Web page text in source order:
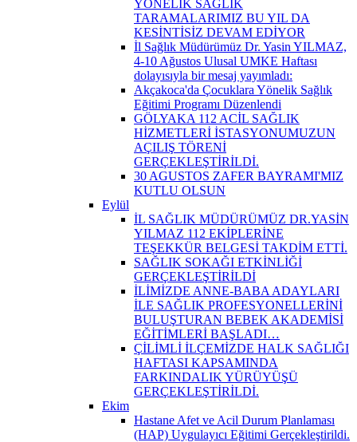
YÖNELİK SAĞLIK
TARAMALARIMIZ BU YIL DA
KESİNTİSİZ DEVAM EDİYOR
İl Sağlık Müdürümüz Dr. Yasin YILMAZ,
4-10 Ağustos Ulusal UMKE Haftası
dolayısıyla bir mesaj yayımladı:
Akçakoca'da Çocuklara Yönelik Sağlık
Eğitimi Programı Düzenlendi
GÖLYAKA 112 ACİL SAĞLIK
HİZMETLERİ İSTASYONUMUZUN
AÇILIŞ TÖRENİ
GERÇEKLEŞTİRİLDİ.
30 AGUSTOS ZAFER BAYRAMI'MIZ
KUTLU OLSUN
Eylül
İL SAĞLIK MÜDÜRÜMÜZ DR.YASİN
YILMAZ 112 EKİPLERİNE
TEŞEKKÜR BELGESİ TAKDİM ETTİ.
SAĞLIK SOKAĞI ETKİNLİĞİ
GERÇEKLEŞTİRİLDİ
İLİMİZDE ANNE-BABA ADAYLARI
İLE SAĞLIK PROFESYONELLERİNİ
BULUŞTURAN BEBEK AKADEMİSİ
EĞİTİMLERİ BAŞLADI…
ÇİLİMLİ İLÇEMİZDE HALK SAĞLIĞI
HAFTASI KAPSAMINDA
FARKINDALIK YÜRÜYÜŞÜ
GERÇEKLEŞTİRİLDİ.
Ekim
Hastane Afet ve Acil Durum Planlaması
(HAP) Uygulayıcı Eğitimi Gerçekleştirildi.